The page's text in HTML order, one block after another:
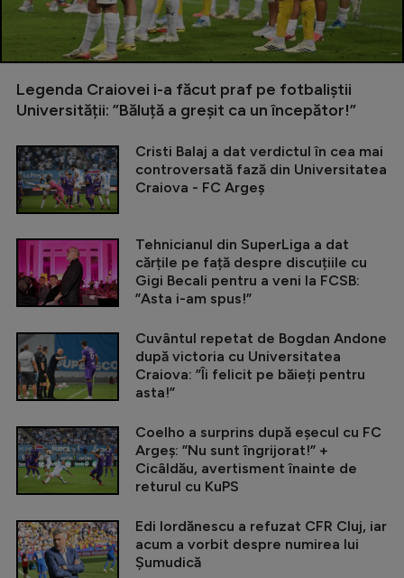
Legenda Craiovei i-a făcut praf pe fotbaliștii
Universității: ”Băluță a greșit ca un începător!”
Cristi Balaj a dat verdictul în cea mai
controversată fază din Universitatea
Craiova - FC Argeș
Tehnicianul din SuperLiga a dat
cărțile pe față despre discuțiile cu
Gigi Becali pentru a veni la FCSB:
”Asta i-am spus!”
Cuvântul repetat de Bogdan Andone
după victoria cu Universitatea
Craiova: ”Îi felicit pe băieți pentru
asta!”
Coelho a surprins după eșecul cu FC
Argeș: ”Nu sunt îngrijorat!” +
Cicâldău, avertisment înainte de
returul cu KuPS
Edi Iordănescu a refuzat CFR Cluj, iar
acum a vorbit despre numirea lui
Șumudică